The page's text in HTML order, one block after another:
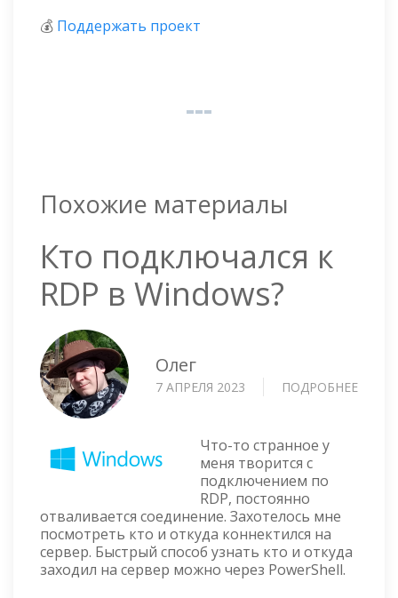
💰 Поддержать проект
Похожие материалы
Кто подключался к
RDP в Windows?
Олег
7 АПРЕЛЯ 2023 ПОДРОБНЕЕ
Что-то странное у
меня творится с
подключением по
RDP, постоянно
отваливается соединение. Захотелось мне
посмотреть кто и откуда коннектился на
сервер. Быстрый способ узнать кто и откуда
заходил на сервер можно через PowerShell.